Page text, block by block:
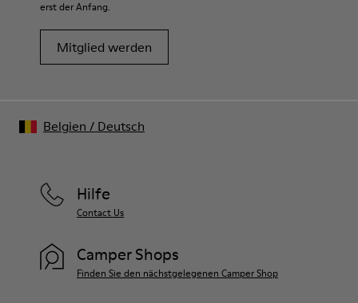
erst der Anfang.
Mitglied werden
Hilfe
Contact Us
Camper Shops
Finden Sie den nächstgelegenen Camper Shop
Belgien / Deutsch